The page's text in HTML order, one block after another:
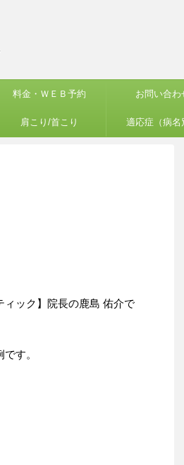
料金・ＷＥＢ予約 お問い合わ
肩こり/首こり 適応症（病名
ック】院長の鹿島 佑介で
す。